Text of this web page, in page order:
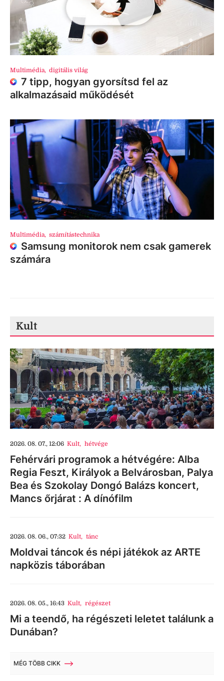
Multimédia, digitális világ
7 tipp, hogyan gyorsítsd fel az
alkalmazásaid működését
Multimédia, számítástechnika
Samsung monitorok nem csak gamerek
számára
Kult
2026. 08. 07., 12:06 Kult, hétvége
Fehérvári programok a hétvégére: Alba
Regia Feszt, Királyok a Belvárosban, Palya
Bea és Szokolay Dongó Balázs koncert,
Mancs őrjárat : A dínófilm
2026. 08. 06., 07:32 Kult, tánc
Moldvai táncok és népi játékok az ARTE
napközis táborában
2026. 08. 05., 16:43 Kult, régészet
Mi a teendő, ha régészeti leletet találunk a
Dunában?
MÉG TÖBB CIKK